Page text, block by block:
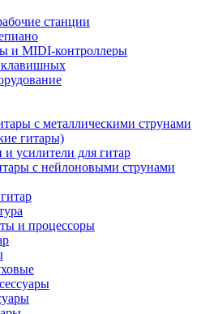
станции
и MIDI-контроллеры
клавишных
с металлическими струнами
гитары)
усилители для гитар
с нейлоновыми струнами
и процессоры